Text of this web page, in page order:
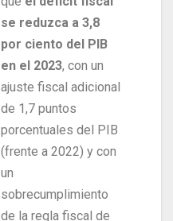
se reduzca a 3,8
por ciento del PIB
en el 2023, con un
ajuste fiscal adicional
de 1,7 puntos
porcentuales del PIB
(frente a 2022) y con
un
sobrecumplimiento
de la regla fiscal de